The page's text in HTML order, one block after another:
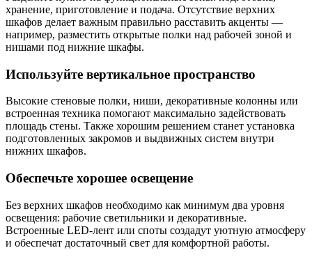
хранение, приготовление и подача. Отсутствие верхних
шкафов делает важным правильно расставить акценты —
например, разместить открытые полки над рабочей зоной и
нишами под нижние шкафы.
Используйте вертикальное пространство
Высокие стеновые полки, ниши, декоративные колонны или
встроенная техника помогают максимально задействовать
площадь стены. Также хорошим решением станет установка
подготовленных закромов и выдвижных систем внутри
нижних шкафов.
Обеспечьте хорошее освещение
Без верхних шкафов необходимо как минимум два уровня
освещения: рабочие светильники и декоративные.
Встроенные LED-лент или споты создадут уютную атмосферу
и обеспечат достаточный свет для комфортной работы.